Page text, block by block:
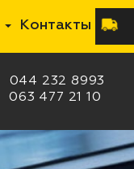
Контакты
044 232 8993
063 477 21 10